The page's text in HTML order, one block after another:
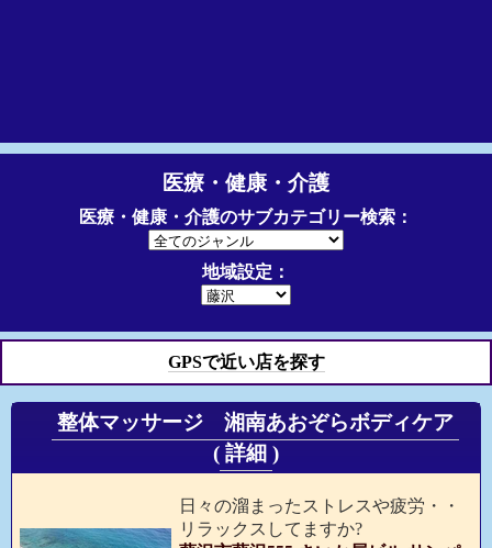
医療・健康・介護
医療・健康・介護のサブカテゴリー検索：
地域設定：
GPSで近い店を探す
整体マッサージ 湘南あおぞらボディケア
( 詳細 )
日々の溜まったストレスや疲労・・
リラックスしてますか?